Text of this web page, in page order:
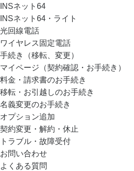
INSネット64
INSネット64・ライト
光回線電話
ワイヤレス固定電話
手続き（移転、変更）
マイページ（契約確認・お手続き）
料金・請求書のお手続き
移転・お引越しのお手続き
名義変更のお手続き
オプション追加
契約変更・解約・休止
トラブル・故障受付
お問い合わせ
よくある質問